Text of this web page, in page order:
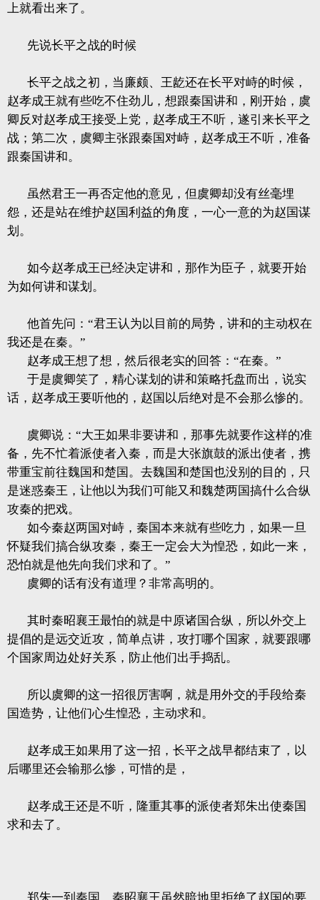
上就看出来了。
先说长平之战的时候
长平之战之初，当廉颇、王龁还在长平对峙的时候，
赵孝成王就有些吃不住劲儿，想跟秦国讲和，刚开始，虞
卿反对赵孝成王接受上党，赵孝成王不听，遂引来长平之
战；第二次，虞卿主张跟秦国对峙，赵孝成王不听，准备
跟秦国讲和。
虽然君王一再否定他的意见，但虞卿却没有丝毫埋
怨，还是站在维护赵国利益的角度，一心一意的为赵国谋
划。
如今赵孝成王已经决定讲和，那作为臣子，就要开始
为如何讲和谋划。
他首先问：“君王认为以目前的局势，讲和的主动权在
我还是在秦。”
赵孝成王想了想，然后很老实的回答：“在秦。”
于是虞卿笑了，精心谋划的讲和策略托盘而出，说实
话，赵孝成王要听他的，赵国以后绝对是不会那么惨的。
虞卿说：“大王如果非要讲和，那事先就要作这样的准
备，先不忙着派使者入秦，而是大张旗鼓的派出使者，携
带重宝前往魏国和楚国。去魏国和楚国也没别的目的，只
是迷惑秦王，让他以为我们可能又和魏楚两国搞什么合纵
攻秦的把戏。
如今秦赵两国对峙，秦国本来就有些吃力，如果一旦
怀疑我们搞合纵攻秦，秦王一定会大为惶恐，如此一来，
恐怕就是他先向我们求和了。”
虞卿的话有没有道理？非常高明的。
其时秦昭襄王最怕的就是中原诸国合纵，所以外交上
提倡的是远交近攻，简单点讲，攻打哪个国家，就要跟哪
个国家周边处好关系，防止他们出手捣乱。
所以虞卿的这一招很厉害啊，就是用外交的手段给秦
国造势，让他们心生惶恐，主动求和。
赵孝成王如果用了这一招，长平之战早都结束了，以
后哪里还会输那么惨，可惜的是，
赵孝成王还是不听，隆重其事的派使者郑朱出使秦国
求和去了。